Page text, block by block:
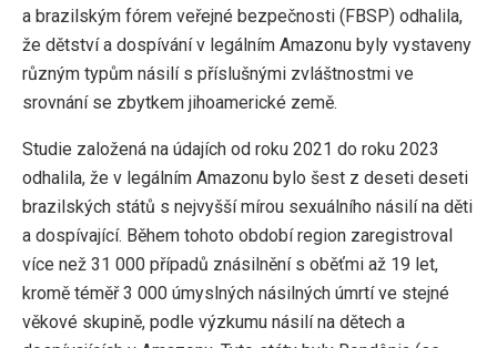
a brazilským fórem veřejné bezpečnosti (FBSP) odhalila,
že dětství a dospívání v legálním Amazonu byly vystaveny
různým typům násilí s příslušnými zvláštnostmi ve
srovnání se zbytkem jihoamerické země.
Studie založená na údajích od roku 2021 do roku 2023
odhalila, že v legálním Amazonu bylo šest z deseti deseti
brazilských států s nejvyšší mírou sexuálního násilí na děti
a dospívající. Během tohoto období region zaregistroval
více než 31 000 případů znásilnění s oběťmi až 19 let,
kromě téměř 3 000 úmyslných násilných úmrtí ve stejné
věkové skupině, podle výzkumu násilí na dětech a